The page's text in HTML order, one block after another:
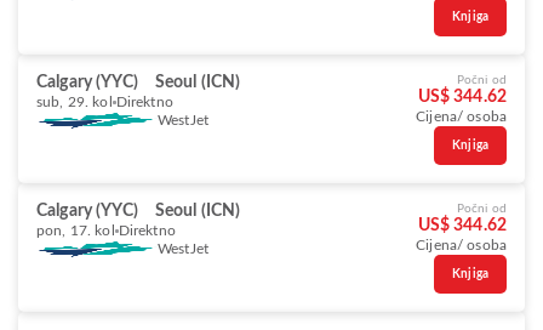
Knjiga
Calgary (YYC) Seoul (ICN)
sub, 29. kol Direktno
WestJet
Počni od
US$ 344.62
Cijena/ osoba
Knjiga
Calgary (YYC) Seoul (ICN)
pon, 17. kol Direktno
WestJet
Počni od
US$ 344.62
Cijena/ osoba
Knjiga